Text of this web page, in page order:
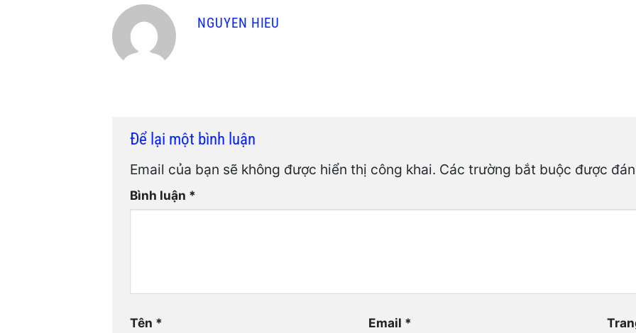
NGUYEN HIEU
Để lại một bình luận
Email của bạn sẽ không được hiển thị công khai. Các trường bắt buộc được
Bình luận *
Tên * Email *